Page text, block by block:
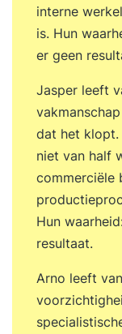
interne
is. Hun
er geen
Jasper leeft
dat het klopt.
niet van half
commerciële
Hun
resultaat.
Arno leeft